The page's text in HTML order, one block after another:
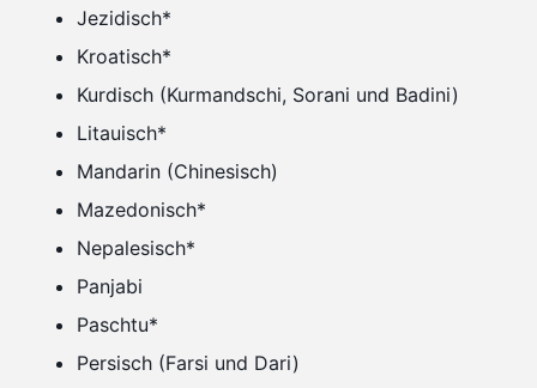
Jezidisch*
Kroatisch*
Kurdisch (Kurmandschi, Sorani und Badini)
Litauisch*
Mandarin (Chinesisch)
Mazedonisch*
Nepalesisch*
Panjabi
Paschtu*
Persisch (Farsi und Dari)